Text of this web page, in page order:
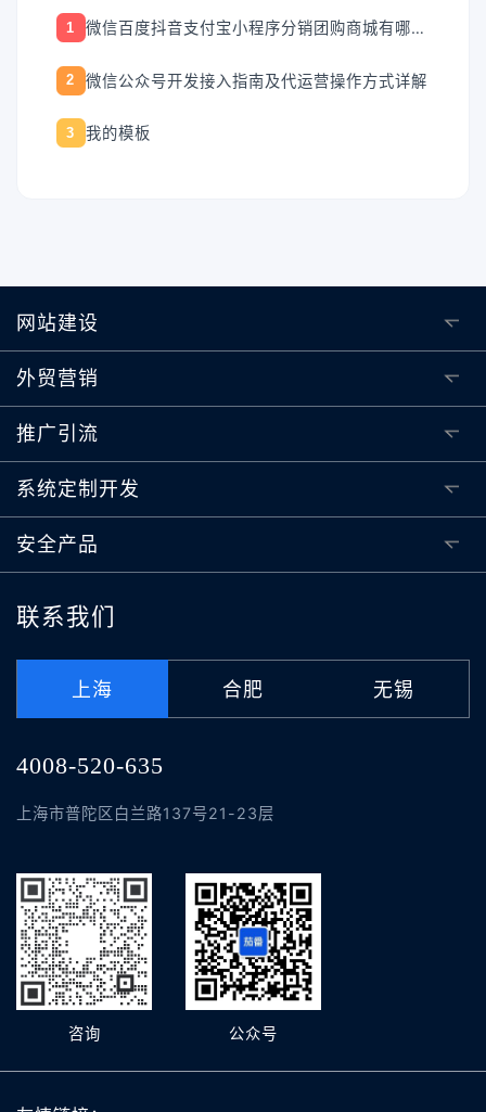
1 微信百度抖音支付宝小程序分销团购商城有哪些功能？
2 微信公众号开发接入指南及代运营操作方式详解
3 我的模板
网站建设
外贸营销
推广引流
系统定制开发
安全产品
联系我们
上海 合肥 无锡
4008-520-635
上海市普陀区白兰路137号21-23层
咨询 公众号